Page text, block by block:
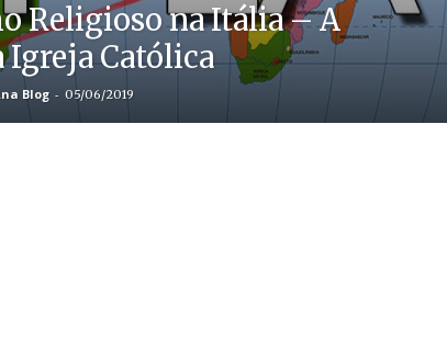
Religioso na Itália – A
Igreja Católica
Blog - 05/06/2019